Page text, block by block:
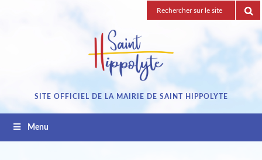
Recherche
pour
SITE OFFICIEL DE LA MAIRIE DE SAINT HIPPOLYTE
Menu